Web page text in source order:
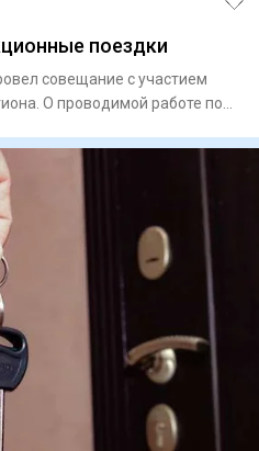
поездки
совещание с участием
О проводимой работе по